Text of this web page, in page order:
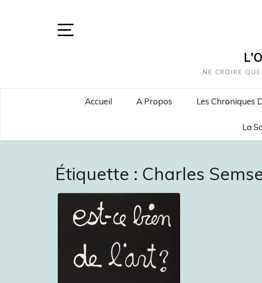
NE CROIRE
Accueil A Propos Les Chroniques
La
Étiquette : Charles